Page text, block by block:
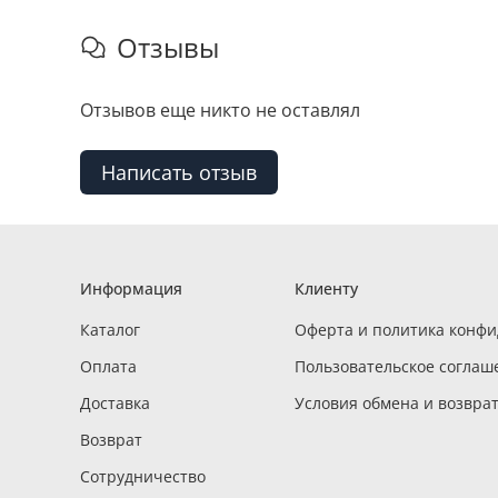
Отзывы
Отзывов еще никто не оставлял
Написать отзыв
Информация
Каталог
Оплата
Доставка
Возврат
Сотрудничество
Клиенту
Оферта и политика
Пользовательское
Условия обмена и